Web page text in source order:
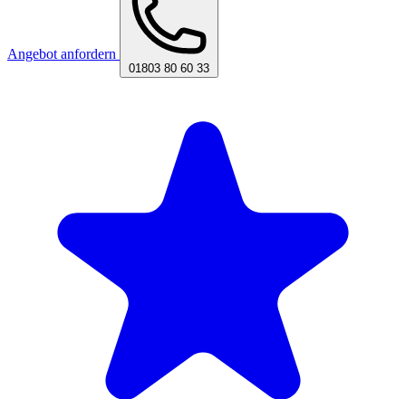
Angebot anfordern
01803 80 60 33